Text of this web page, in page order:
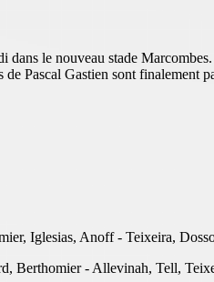
le nouveau stade
Pascal Gastien sont
Iglesias, Anoff - Teixeira,
Berthomier - Allevinah, Tell,